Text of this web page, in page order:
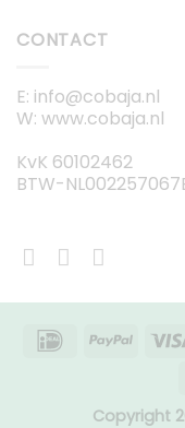
CONTACT
E: info@cobaja.nl
W: www.cobaja.nl
KvK 60102462
BTW-
Copyright